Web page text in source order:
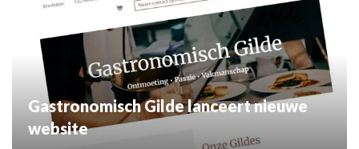
Gastronomisch Gilde lanceert nieuwe
website